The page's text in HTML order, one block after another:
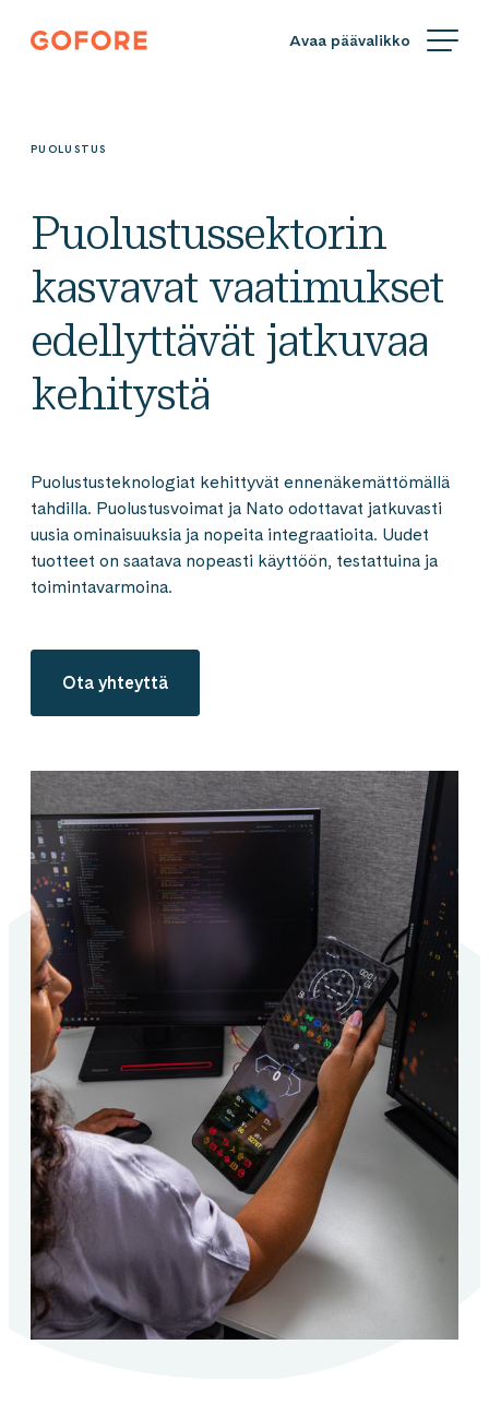
Siirry
suoraan
Gofore
knowledge
PUOLUSTUS
Puolustussektorin
kasvavat vaatimukset
edellyttävät jatkuvaa
kehitystä
Puolustusteknologiat kehittyvät ennenäkemättömällä
tahdilla. Puolustusvoimat ja Nato odottavat jatkuvasti
uusia ominaisuuksia ja nopeita integraatioita. Uudet
tuotteet on saatava nopeasti käyttöön, testattuina ja
toimintavarmoina.
Ota yhteyttä